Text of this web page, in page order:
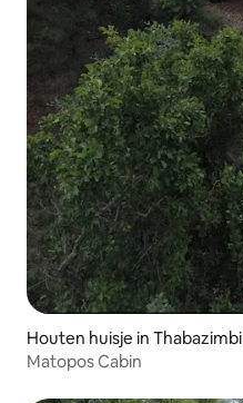
Houten huisje in Thabazimbi
Matopos Cabin